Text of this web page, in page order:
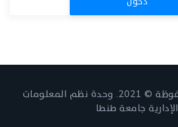
جميع الحقوق محفوظة © 2021. وحدة نظم المعلومات
الإدارية جامعة طنطا